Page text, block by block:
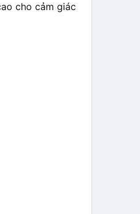
cho cảm giác